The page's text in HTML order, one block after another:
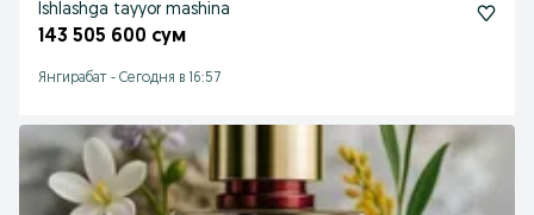
Ishlashga tayyor mashina
143 505 600 сум
Янгирабат - Сегодня в 16:57